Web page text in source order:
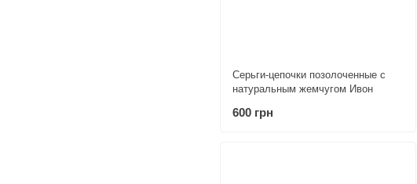
Серьги-цепочки позолоченные с
натуральным жемчугом Ивон
600 грн